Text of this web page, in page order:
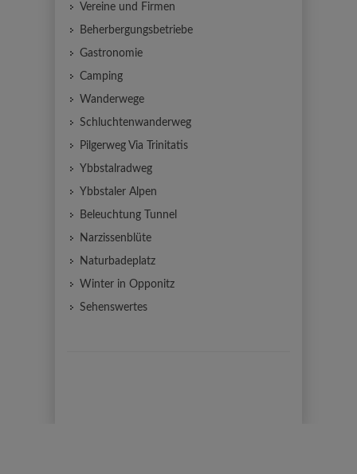
Vereine und Firmen
Beherbergungsbetriebe
Gastronomie
Camping
Wanderwege
Schluchtenwanderweg
Pilgerweg Via Trinitatis
Ybbstalradweg
Ybbstaler Alpen
Beleuchtung Tunnel
Narzissenblüte
Naturbadeplatz
Winter in Opponitz
Sehenswertes